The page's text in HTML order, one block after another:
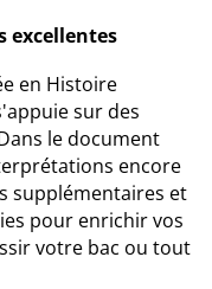
excellentes
en Histoire
sur des
le document
encore
supplémentaires et
pour enrichir vos
votre bac ou tout